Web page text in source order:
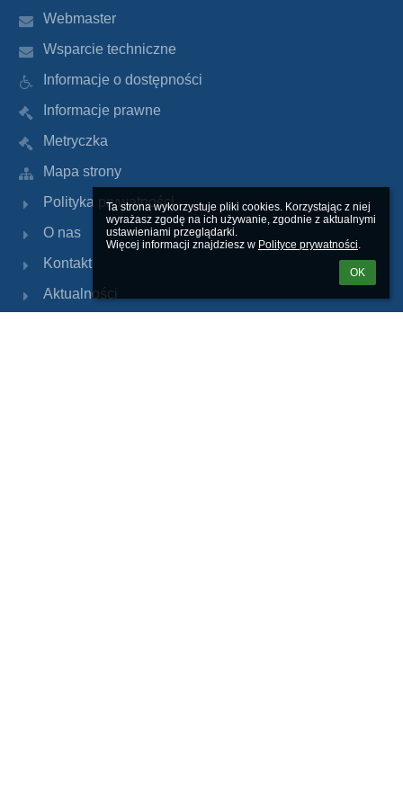
Ta strona wykorzystuje pliki cookies. Korzystając z niej
wyrażasz zgodę na ich używanie, zgodnie z aktualnymi
ustawieniami przeglądarki.
Więcej informacji znajdziesz w Polityce prywatności.
OK
Webmaster
Wsparcie techniczne
Informacje o dostępności
Informacje prawne
Metryczka
Mapa strony
Polityka prywatności
O nas
Kontakt
Aktualności